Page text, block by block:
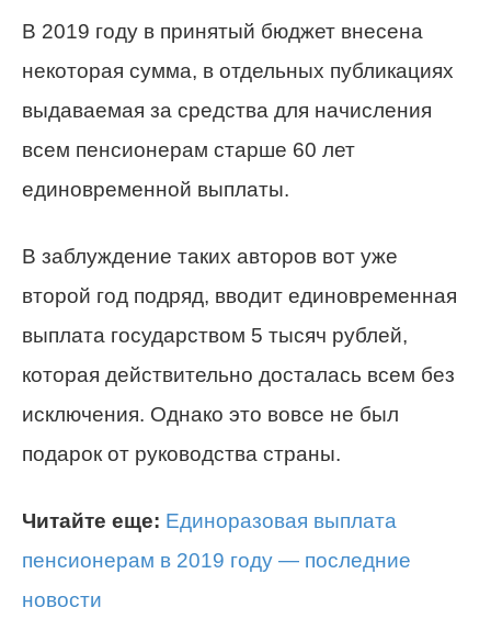
В 2019 году в принятый бюджет внесена
некоторая сумма, в отдельных публикациях
выдаваемая за средства для начисления
всем пенсионерам старше 60 лет
единовременной выплаты.
В заблуждение таких авторов вот уже
второй год подряд, вводит единовременная
выплата государством 5 тысяч рублей,
которая действительно досталась всем без
исключения. Однако это вовсе не был
подарок от руководства страны.
Читайте еще: Единоразовая выплата
пенсионерам в 2019 году — последние
новости